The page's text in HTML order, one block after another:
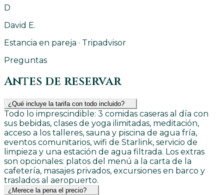
D
David E.
Estancia en pareja · Tripadvisor
Preguntas
Antes de reservar
¿Qué incluye la tarifa con todo incluido?
Todo lo imprescindible: 3 comidas caseras al día con
sus bebidas, clases de yoga ilimitadas, meditación,
acceso a los talleres, sauna y piscina de agua fría,
eventos comunitarios, wifi de Starlink, servicio de
limpieza y una estación de agua filtrada. Los extras
son opcionales: platos del menú a la carta de la
cafetería, masajes privados, excursiones en barco y
traslados al aeropuerto.
¿Merece la pena el precio?